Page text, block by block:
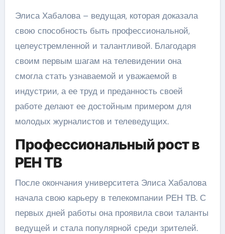
Элиса Хабалова – ведущая, которая доказала
свою способность быть профессиональной,
целеустремленной и талантливой. Благодаря
своим первым шагам на телевидении она
смогла стать узнаваемой и уважаемой в
индустрии, а ее труд и преданность своей
работе делают ее достойным примером для
молодых журналистов и телеведущих.
Профессиональный рост в
РЕН ТВ
После окончания университета Элиса Хабалова
начала свою карьеру в телекомпании РЕН ТВ. С
первых дней работы она проявила свои таланты
ведущей и стала популярной среди зрителей.